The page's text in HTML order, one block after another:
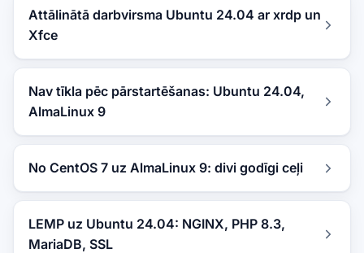
Attālinātā darbvirsma Ubuntu 24.04 ar xrdp un
Xfce
Nav tīkla pēc pārstartēšanas: Ubuntu 24.04,
AlmaLinux 9
No CentOS 7 uz AlmaLinux 9: divi godīgi ceļi
LEMP uz Ubuntu 24.04: NGINX, PHP 8.3,
MariaDB, SSL